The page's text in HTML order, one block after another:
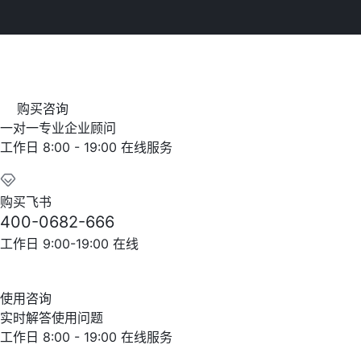
购买咨询
一对一专业企业顾问
工作日 8:00 - 19:00 在线服务
购买飞书
400-0682-666
工作日 9:00-19:00 在线
使用咨询
实时解答使用问题
工作日 8:00 - 19:00 在线服务